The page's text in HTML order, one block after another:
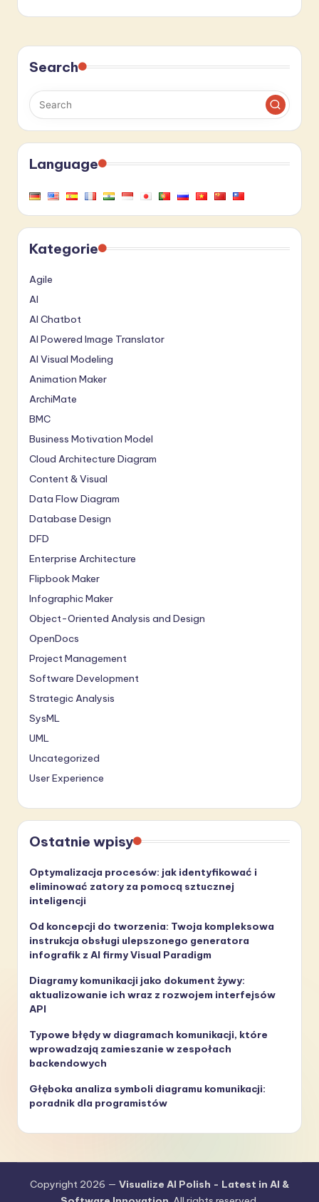
Search
Language
Kategorie
Agile
AI
AI Chatbot
AI Powered Image Translator
AI Visual Modeling
Animation Maker
ArchiMate
BMC
Business Motivation Model
Cloud Architecture Diagram
Content & Visual
Data Flow Diagram
Database Design
DFD
Enterprise Architecture
Flipbook Maker
Infographic Maker
Object-Oriented Analysis and Design
OpenDocs
Project Management
Software Development
Strategic Analysis
SysML
UML
Uncategorized
User Experience
Ostatnie wpisy
Optymalizacja procesów: jak identyfikować i
eliminować zatory za pomocą sztucznej
inteligencji
Od koncepcji do tworzenia: Twoja kompleksowa
instrukcja obsługi ulepszonego generatora
infografik z AI firmy Visual Paradigm
Diagramy komunikacji jako dokument żywy:
aktualizowanie ich wraz z rozwojem interfejsów
API
Typowe błędy w diagramach komunikacji, które
wprowadzają zamieszanie w zespołach
backendowych
Głęboka analiza symboli diagramu komunikacji:
poradnik dla programistów
Copyright 2026 — Visualize AI Polish - Latest in AI &